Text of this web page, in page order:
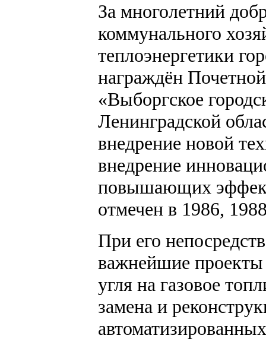
За многолетний
коммунального
теплоэнергетики
награждён
«Выборгское
Ленинградской
внедрение новой
внедрение
повышающих
отмечен в 1986,
При его
важнейшие проекты
угля на газовое
замена и